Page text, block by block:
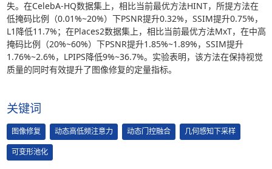
失。在CelebA-HQ数据集上，相比当前最优方法HINT，所提方法在
低掩码比例（0.01%~20%）下PSNR提升0.32%，SSIM提升0.75%，
L1降低11.7%；在Places2数据集上，相比当前最优方法MxT，在中高
掩码比例（20%~60%）下PSNR提升1.85%~1.89%，SSIM提升
1.76%~2.6%，LPIPS降低9%~36.7%。实验表明，该方法在保持视觉
质量的同时有效提升了图像修复的定量指标。
关键词
图像修复 动态高低频注意力 动态门控融合
几何感知下采样
可变形池化